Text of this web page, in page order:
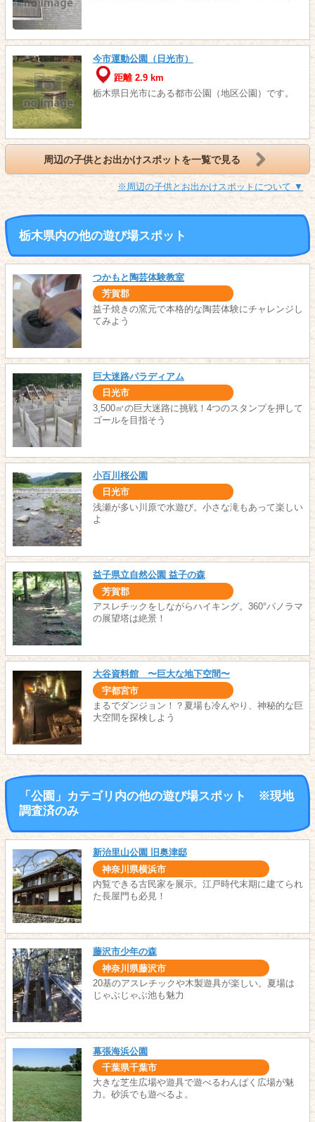
今市運動公園（日光市）
距離 2.9 km
栃木県日光市にある都市公園（地区公園）です。
周辺の子供とお出かけスポットを一覧で見る
※周辺の子供とお出かけスポットについて ▼
栃木県内の他の遊び場スポット
つかもと陶芸体験教室
芳賀郡
益子焼きの窯元で本格的な陶芸体験にチャレンジし
てみよう
巨大迷路パラディアム
日光市
3,500㎡の巨大迷路に挑戦！4つのスタンプを押して
ゴールを目指そう
小百川桜公園
日光市
浅瀬が多い川原で水遊び。小さな滝もあって楽しい
よ
益子県立自然公園 益子の森
芳賀郡
アスレチックをしながらハイキング。360°パノラマ
の展望塔は絶景！
大谷資料館 〜巨大な地下空間〜
宇都宮市
まるでダンジョン！？夏場も冷んやり、神秘的な巨
大空間を探検しよう
「公園」カテゴリ内の他の遊び場スポット ※現地
調査済のみ
新治里山公園 旧奥津邸
神奈川県横浜市
内覧できる古民家を展示。江戸時代末期に建てられ
た長屋門も必見！
藤沢市少年の森
神奈川県藤沢市
20基のアスレチックや木製遊具が楽しい。夏場は
じゃぶじゃぶ池も魅力
幕張海浜公園
千葉県千葉市
大きな芝生広場や遊具で遊べるわんぱく広場が魅
力。砂浜でも遊べるよ。